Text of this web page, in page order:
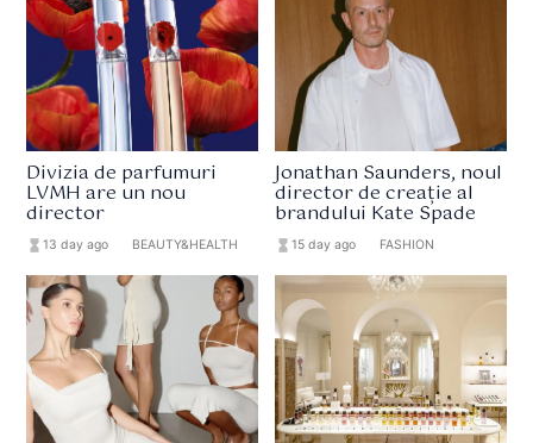
Divizia de parfumuri
LVMH are un nou
director
hourglass_full13 day ago BEAUTY&HEALTH
Jonathan Saunders, noul
director de creație al
brandului Kate Spade
hourglass_full 15 day ago FASHION